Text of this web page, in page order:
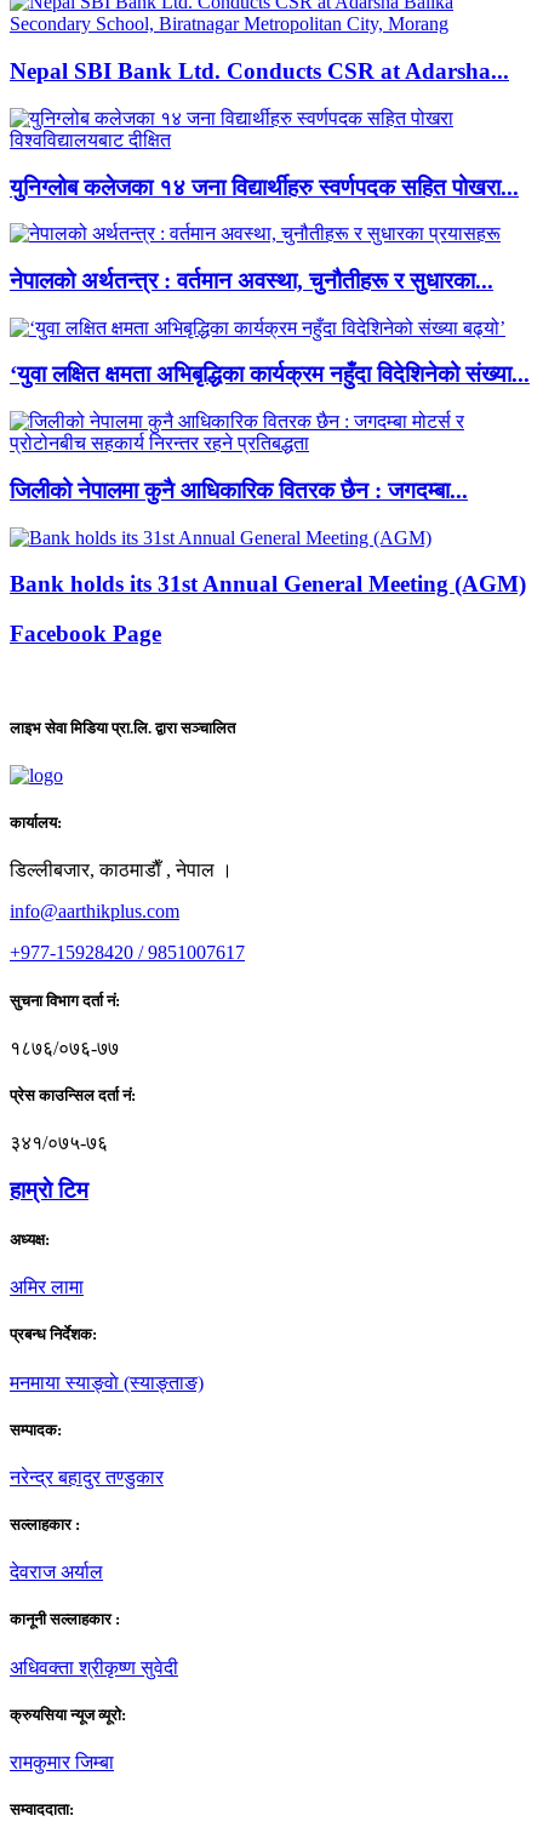
Nepal SBI Bank Ltd. Conducts CSR at Adarsha...
युनिग्लोब कलेजका १४ जना विद्यार्थीहरु स्वर्णपदक सहित पोखरा...
नेपालको अर्थतन्त्र : वर्तमान अवस्था, चुनौतीहरू र सुधारका...
‘युवा लक्षित क्षमता अभिबृद्धिका कार्यक्रम नहुँदा विदेशिनेको संख्या...
जिलीको नेपालमा कुनै आधिकारिक वितरक छैन : जगदम्बा...
Bank holds its 31st Annual General Meeting (AGM)
Facebook Page
लाइभ सेवा मिडिया प्रा.लि. द्वारा सञ्चालित
कार्यालय:
डिल्लीबजार, काठमाडाैँ , नेपाल ।
info@aarthikplus.com
+977-15928420 / 9851007617
सुचना विभाग दर्ता नं:
१८७६/०७६-७७
प्रेस काउन्सिल दर्ता नं:
३४१/०७५-७६
हाम्राे टिम
अध्यक्ष:
अमिर लामा
प्रबन्ध निर्देशक:
मनमाया स्याङ्वाे (स्याङ्ताङ)
सम्पादक:
नरेन्द्र बहादुर तण्डुकार
सल्लाहकार :
देवराज अर्याल
कानूनी सल्लाहकार :
अधिवक्ता श्रीकृष्ण सुवेदी
क्रुयसिया न्यूज व्यूराे:
रामकुमार जिम्बा
सम्वाददाता: